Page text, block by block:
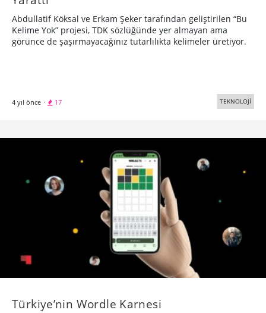
Abdullatif Köksal ve Erkam Şeker tarafından geliştirilen “Bu
Kelime Yok” projesi, TDK sözlüğünde yer almayan ama
görünce de şaşırmayacağınız tutarlılıkta kelimeler üretiyor.
4 yıl önce · 17 TEKNOLOJİ
Türkiye’nin Wordle Karnesi